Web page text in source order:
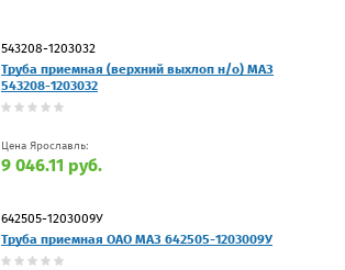
543208-1203032
Труба приемная (верхний выхлоп н/о) МАЗ
543208-1203032
Цена Ярославль:
9 046.11 руб.
642505-1203009У
Труба приемная ОАО МАЗ 642505-1203009У